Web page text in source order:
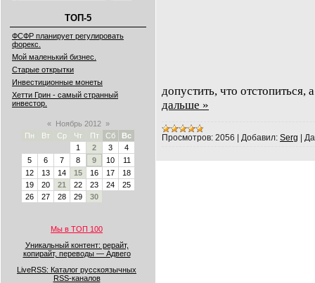
ТОП-5
ФСФР планирует регулировать
форекс.
Мой маленький бизнес.
Старые открытки
Инвестиционные монеты
Хетти Грин - самый странный
инвестор.
« Ноябрь 2012 »
Пн
Вт Ср Чт Пт Сб
Вс
1
2 3
4
5
6 7 8 9 10
11
12
13 14 15 16 17
18
19
20 21 22 23 24
25
26
27 28 29 30
Мы в ТОП 100
Уникальный контент: рерайт,
копирайт, переводы — Адвего
LiveRSS: Каталог русскоязычных
RSS-каналов
допустить, что отстопиться,
дальше »
Просмотров: 2056 | Добавил: Serg |